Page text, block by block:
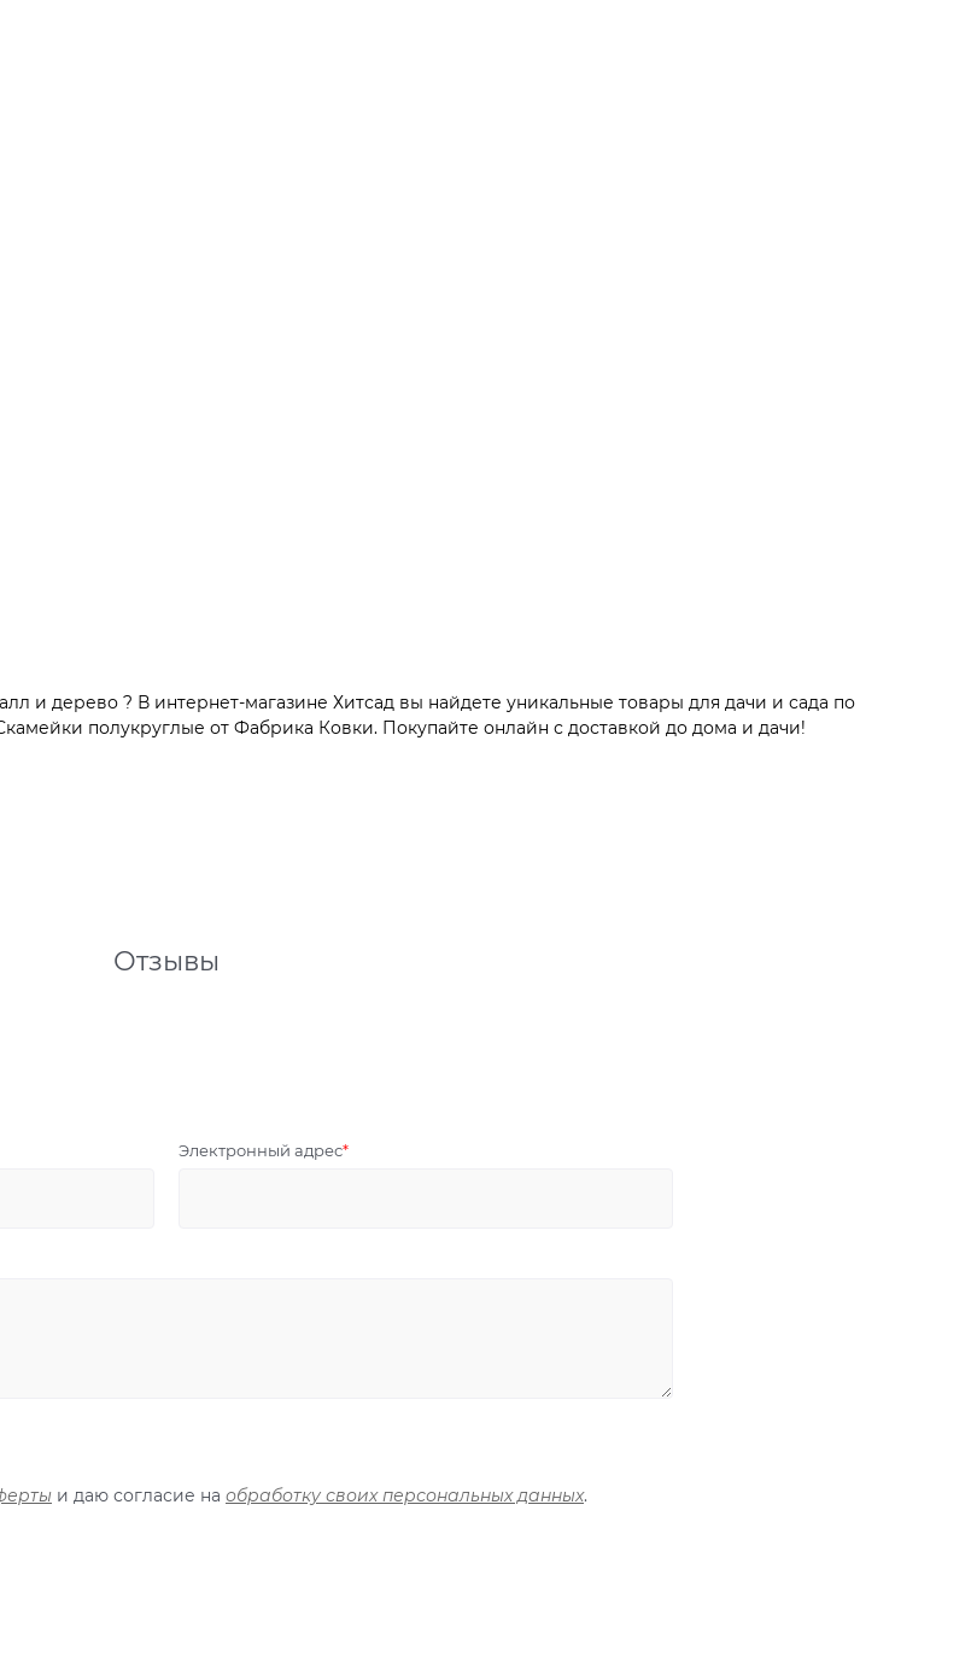
и дерево ? В интернет-магазине Хитсад вы найдете уникальные товары для дачи и сада по
полукруглые от Фабрика Ковки. Покупайте онлайн с доставкой до дома и дачи!
Отзывы
Электронный адрес
и даю согласие на обработку своих персональных данных.